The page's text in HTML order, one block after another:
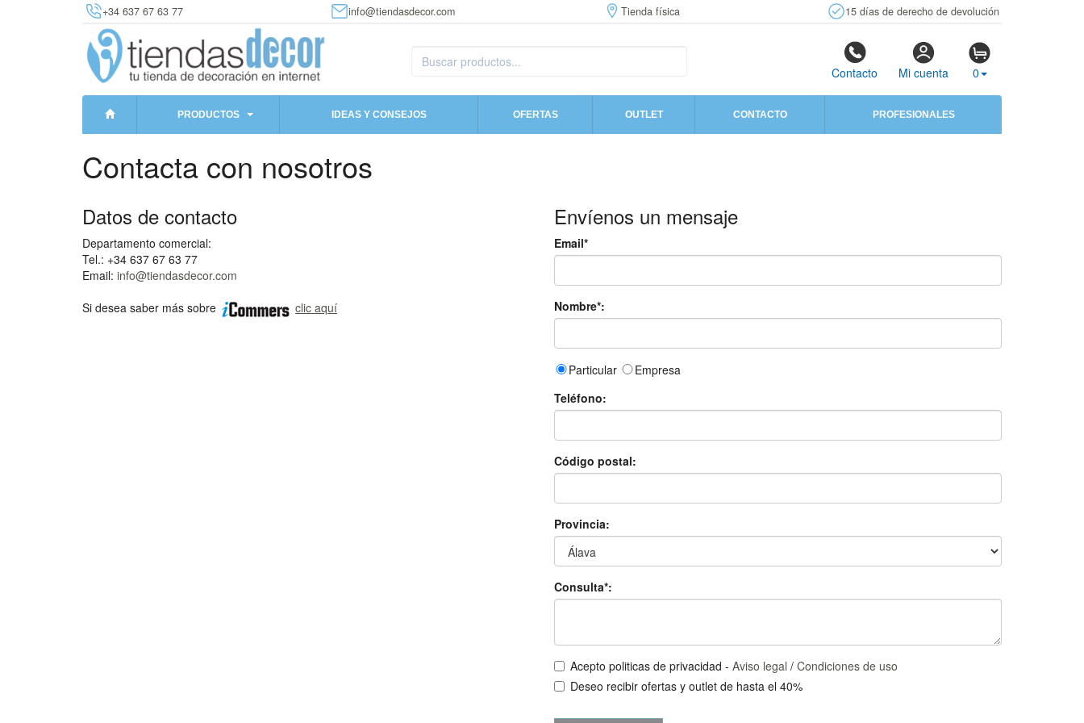
+34 637 67 63 77 info@tiendasdecor.com Tienda física 15 días de derecho de devolución
Contacto Mi cuenta 0
PRODUCTOS IDEAS Y CONSEJOS OFERTAS OUTLET CONTACTO PROFESIONALES
Contacta con nosotros
Datos de contacto
Departamento comercial:
Tel.: +34 637 67 63 77
Email: info@tiendasdecor.com
Si desea saber más sobre
clic aquí
Envíenos un mensaje
Email*
Nombre*:
Particular
Empresa
Teléfono:
Código postal:
Provincia:
Consulta*:
Acepto politicas de privacidad - Aviso legal / Condiciones de uso
Deseo recibir ofertas y outlet de hasta el 40%